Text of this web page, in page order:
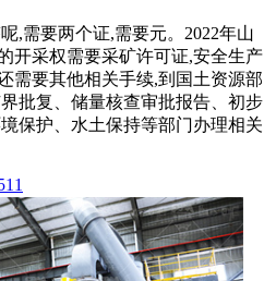
,需要两个证,需要元。2022年山
开采权需要采矿许可证,安全生产
需要其他相关手续,到国土资源部
批复、储量核查审批报告、初步
保护、水土保持等部门办理相关